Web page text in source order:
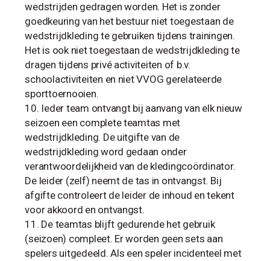
wedstrijden gedragen worden. Het is zonder
goedkeuring van het bestuur niet toegestaan de
wedstrijdkleding te gebruiken tijdens trainingen.
Het is ook niet toegestaan de wedstrijdkleding te
dragen tijdens privé activiteiten of b.v.
schoolactiviteiten en niet VVOG gerelateerde
sporttoernooien.
Ieder team ontvangt bij aanvang van elk nieuw
seizoen een complete teamtas met
wedstrijdkleding. De uitgifte van de
wedstrijdkleding word gedaan onder
verantwoordelijkheid van de kledingcoördinator.
De leider (zelf) neemt de tas in ontvangst. Bij
afgifte controleert de leider de inhoud en tekent
voor akkoord en ontvangst.
De teamtas blijft gedurende het gebruik
(seizoen) compleet. Er worden geen sets aan
spelers uitgedeeld. Als een speler incidenteel met